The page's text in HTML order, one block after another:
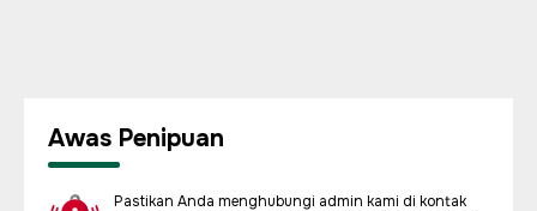
Awas Penipuan
Pastikan Anda menghubungi admin kami di kontak